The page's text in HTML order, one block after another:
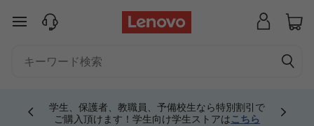
メインコンテンツにスキップする
学生、保護者、教職員、予備校生なら特別割引で
ご購入頂けます！学生向け学生ストアはこちら